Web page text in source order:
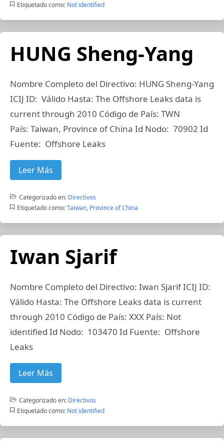
Etiquetado como: Not identified
HUNG Sheng-Yang
Nombre Completo del Directivo: HUNG Sheng-Yang
ICIJ ID: Válido Hasta: The Offshore Leaks data is
current through 2010 Código de País: TWN
País: Taiwan, Province of China Id Nodo: 70902 Id
Fuente: Offshore Leaks
Leer Más
Categorizado en: Directivos
Etiquetado como: Taiwan, Province of China
Iwan Sjarif
Nombre Completo del Directivo: Iwan Sjarif ICIJ ID:
Válido Hasta: The Offshore Leaks data is current
through 2010 Código de País: XXX País: Not
identified Id Nodo: 103470 Id Fuente: Offshore
Leaks
Leer Más
Categorizado en: Directivos
Etiquetado como: Not identified